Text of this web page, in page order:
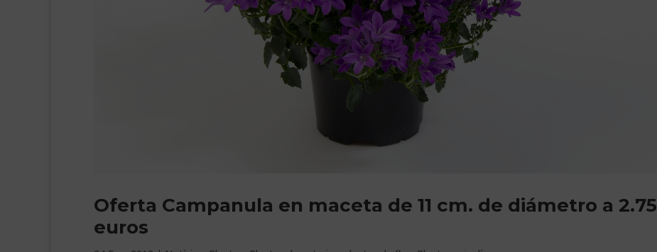
Oferta Campanula en maceta de 11 cm. de diámetro a 2.75
euros